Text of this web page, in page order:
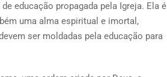
educação propagada pela Igreja. Ela é
uma alma espiritual e imortal,
ser moldadas pela educação para